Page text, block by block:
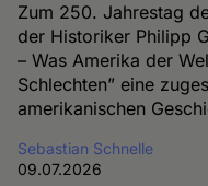
Zum 250. Jahrestag
der Historiker Philipp
– Was Amerika der
Schlechten” eine
amerikanischen
Sebastian Schnelle
09.07.2026